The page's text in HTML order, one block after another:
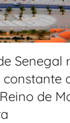
Senegal
de